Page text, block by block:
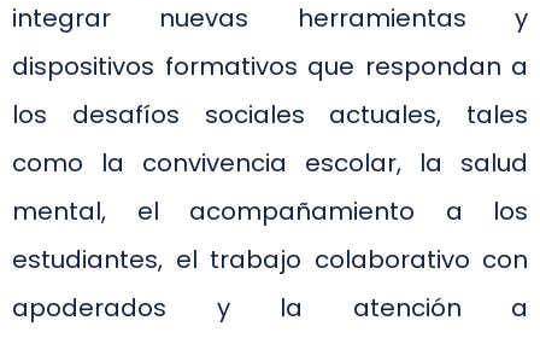
integrar nuevas herramientas y
dispositivos formativos que respondan a
los desafíos sociales actuales, tales
como la convivencia escolar, la salud
mental, el acompañamiento a los
estudiantes, el trabajo colaborativo con
apoderados y la atención a